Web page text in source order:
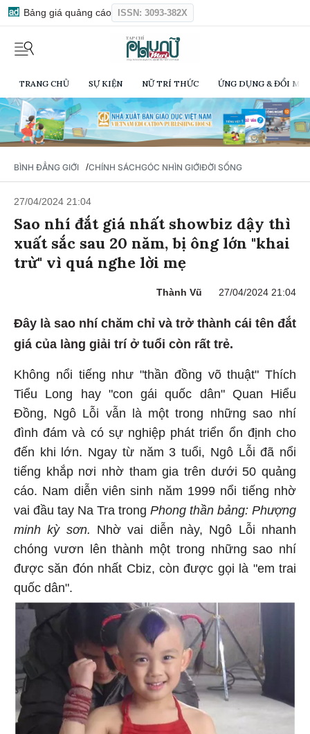
Bảng giá quảng cáo ISSN: 3093-382X
TRANG CHỦ SỰ KIỆN NỮ TRÍ THỨC ỨNG DỤNG & ĐỔI
BÌNH ĐẲNG GIỚI /CHÍNH SÁCHGÓC NHÌN GIỚIĐỜI SỐNG
27/04/2024 21:04
Sao nhí đắt giá nhất showbiz dậy thì
xuất sắc sau 20 năm, bị ông lớn "khai
trừ" vì quá nghe lời mẹ
Thành Vũ 27/04/2024 21:04
Đây là sao nhí chăm chỉ và trở thành cái tên đắt
giá của làng giải trí ở tuổi còn rất trẻ.
Không nổi tiếng như "thần đồng võ thuật" Thích
Tiểu Long hay "con gái quốc dân" Quan Hiểu
Đồng, Ngô Lỗi vẫn là một trong những sao nhí
đình đám và có sự nghiệp phát triển ổn định cho
đến khi lớn. Ngay từ năm 3 tuổi, Ngô Lỗi đã nổi
tiếng khắp nơi nhờ tham gia trên dưới 50 quảng
cáo. Nam diễn viên sinh năm 1999 nổi tiếng nhờ
vai đầu tay Na Tra trong Phong thần bảng: Phượng
minh kỳ sơn. Nhờ vai diễn này, Ngô Lỗi nhanh
chóng vươn lên thành một trong những sao nhí
được săn đón nhất Cbiz, còn được gọi là "em trai
quốc dân".